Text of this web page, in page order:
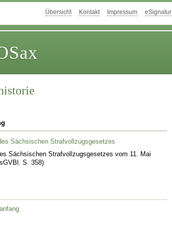
Übersicht Kontakt Impressum eSignatur
Sächsischen Strafvollzugsgesetzes
Sächsischen Strafvollzugsgesetzes vom 11. Mai
S. 358)